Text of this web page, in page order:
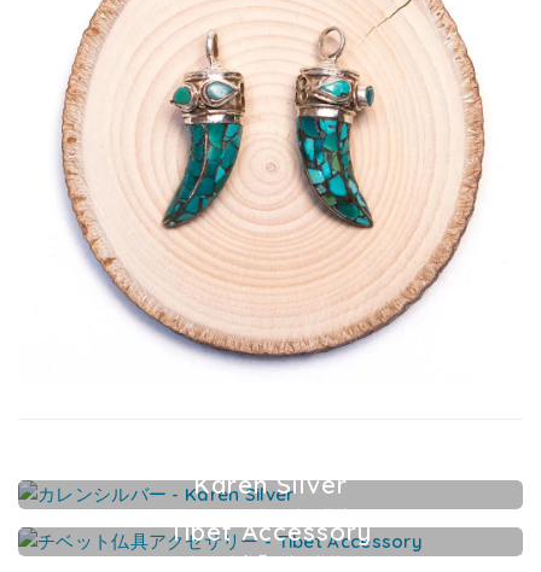
Karen Silver
カレンシルバーアクセサリー
Tibet Accessory
チベット仏具アクセサリー